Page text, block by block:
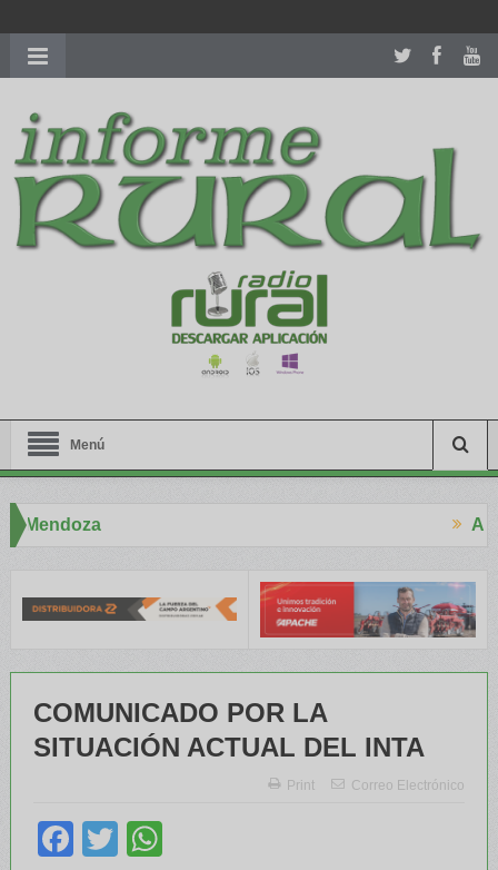
richardmillereplica
women.patekphilippe.tofor sale in usa recognized command with
dining room table ceremony. welcome to our
perfectwatches.is
shop. best youngsexdoll.comwith professional customer
services. 1: 1 design high
https://reallydiamond.com/
Menú
COMUNICADO POR LA
SITUACIÓN ACTUAL DEL INTA
Print Correo Electrónico
Facebook
Twitter